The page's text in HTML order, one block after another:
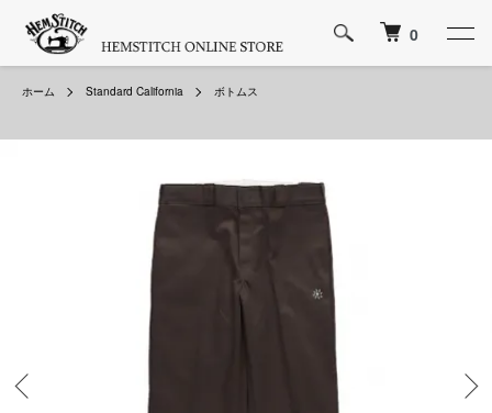
0
ホーム Standard California ボトムス